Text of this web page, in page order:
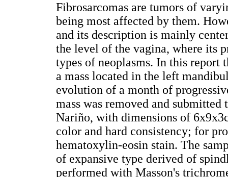
Fibrosarcomas are tumors of
being most affected by them.
and its description is mainly
the level of the vagina, where its
types of neoplasms. In this report
a mass located in the left
evolution of a month of
mass was removed and
Nariño, with dimensions of
color and hard consistency; for
hematoxylin-eosin stain. The
of expansive type derived of
performed with Masson's